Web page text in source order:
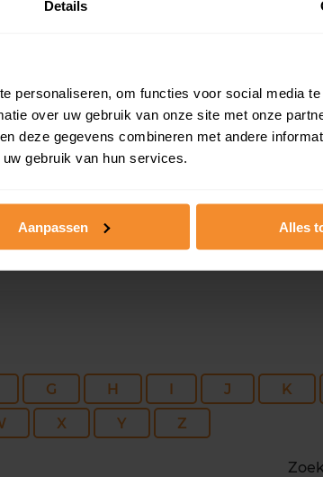
Details
personaliseren, om functies voor social media
over uw gebruik van onze site met onze
deze gegevens combineren met andere
gebruik van hun services.
Aanpassen Alles
1.200 m2 19 februari
575 m2
G H I J K
X Y Z